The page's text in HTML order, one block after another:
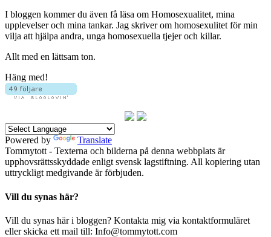
I bloggen kommer du även få läsa om Homosexualitet, mina
upplevelser och mina tankar. Jag skriver om homosexulitet för min
vilja att hjälpa andra, unga homosexuella tjejer och killar.
Allt med en lättsam ton.
Häng med!
Powered by
Translate
Tommytott - Texterna och bilderna på denna webbplats är
upphovsrättsskyddade enligt svensk lagstiftning. All kopiering utan
uttryckligt medgivande är förbjuden.
Vill du synas här?
Vill du synas här i bloggen? Kontakta mig via kontaktformuläret
eller skicka ett mail till: Info@tommytott.com